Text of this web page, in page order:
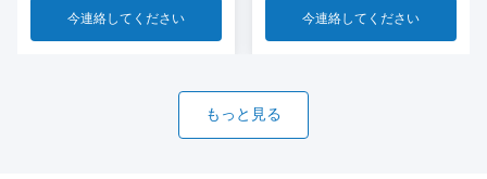
今連絡してください 今連絡してください
もっと見る